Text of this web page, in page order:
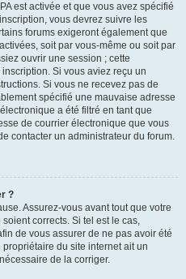
est activée et que vous avez spécifié
vous devrez suivre les
forums exigeront également que
soit par vous-même ou soit par
ouvrir une session ; cette
Si vous aviez reçu un
Si vous ne recevez pas de
spécifié une mauvaise adresse
a été filtré en tant que
de courrier électronique que vous
contacter un administrateur du forum.
?
Assurez-vous avant tout que votre
corrects. Si tel est le cas,
de vous assurer de ne pas avoir été
du site internet ait un
de la corriger.